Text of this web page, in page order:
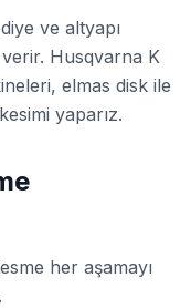
ve altyapı
Husqvarna K
elmas disk ile
yaparız.
her aşamayı